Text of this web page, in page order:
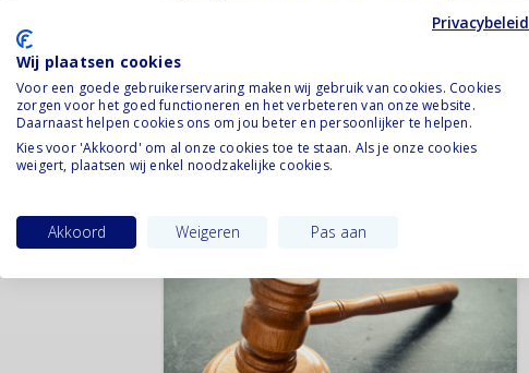
zaken niet kunnen wachten. Het gaat
bijvoorbeeld om afspraken over de
kinderen, de woning of...
Lees verder
Privacybeleid
Wij plaatsen cookies
Voor een goede gebruikerservaring maken wij gebruik van cookies. Cookies
zorgen voor het goed functioneren en het verbeteren van onze website.
Daarnaast helpen cookies ons om jou beter en persoonlijker te helpen.
Kies voor 'Akkoord' om al onze cookies toe te staan. Als je onze cookies
weigert, plaatsen wij enkel noodzakelijke cookies.
Akkoord Weigeren Pas aan